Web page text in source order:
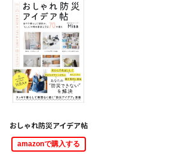
おしゃれ防災アイデア帖
amazonで購入する